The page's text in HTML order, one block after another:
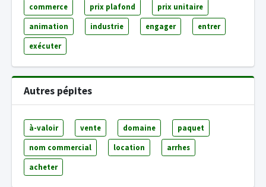
commerce prix plafond prix unitaire
animation industrie engager entrer
exécuter
Autres pépites
à-valoir vente domaine paquet
nom commercial location arrhes
acheter